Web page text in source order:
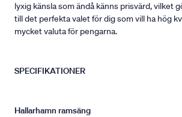
lyxig känsla som ändå känns prisvärd, vilket
till det perfekta valet för dig som vill ha hög
mycket valuta för pengarna.
SPECIFIKATIONER
Hallarhamn ramsäng